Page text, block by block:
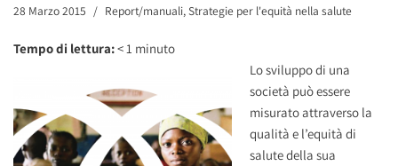
28 Marzo 2015 Report/manuali,Strategie per l'equità nella salute
Tempo di lettura:< 1 minuto
Lo sviluppo di una
società può essere
misurato attraverso la
qualità e l’equità di
salute della sua